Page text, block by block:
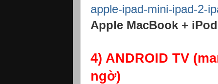
apple-ipad-mini-ipad-2-
Apple MacBook +
4) ANDROID TV
ngờ)